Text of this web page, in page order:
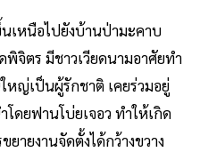
เหนือไปยังบ้านป่ามะคาบ
พิจิตร มีชาวเวียดนามอาศัยทำ
หญ่เป็นผู้รักชาติ เคยร่วมอยู่
ดยฟานโบ่ยเจอว ทำให้เกิด
ยายงานจัดตั้งได้กว้างขวาง